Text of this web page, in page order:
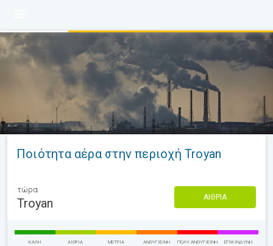
Ποιότητα αέρα στην περιοχή Troyan
τώρα
Troyan ΑΊΘΡΙΑ
ΚΑΛΉ ΑΊΘΡΙΑ ΜΈΤΡΙΑ ΑΝΘΥΓΙΕΙΝΉ ΠΟΛΎ ΑΝΘΥΓΙΕΙΝΉ ΕΠΙΚΊΝΔΥΝΗ